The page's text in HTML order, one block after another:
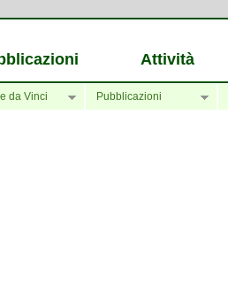
Attività
da Vinci Pubblicazioni